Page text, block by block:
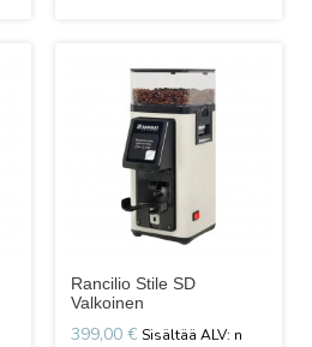
Rancilio Stile SD
Valkoinen
399,00 €